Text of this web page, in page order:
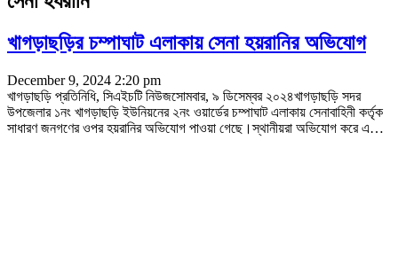
খাগড়াছড়ির চম্পাঘাট এলাকায় সেনা হয়রানির অভিযোগ
December 9, 2024 2:20 pm
খাগড়াছড়ি প্রতিনিধি, সিএইচটি নিউজসোমবার, ৯ ডিসেম্বর ২০২৪খাগড়াছড়ি সদর
উপজেলার ১নং খাগড়াছড়ি ইউনিয়নের ২নং ওয়ার্ডের চম্পাঘাট এলাকায় সেনাবাহিনী কর্তৃক
সাধারণ জনগণের ওপর হয়রানির অভিযোগ পাওয়া গেছে।স্থানীয়রা অভিযোগ করে এ…